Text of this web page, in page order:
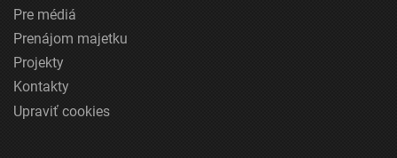
Pre médiá
Prenájom majetku
Projekty
Kontakty
Upraviť cookies